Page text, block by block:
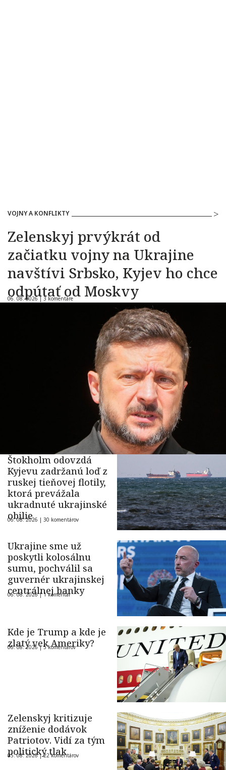
VOJNY A KONFLIKTY
Zelenskyj prvýkrát od
začiatku vojny na Ukrajine
navštívi Srbsko, Kyjev ho chce
odpútať od Moskvy
06. 08. 2026 | 3 komentáre
Štokholm odovzdá
Kyjevu zadržanú loď z
ruskej tieňovej flotily,
ktorá prevážala
ukradnuté ukrajinské
obilie
06. 08. 2026 | 30 komentárov
Ukrajine sme už
poskytli kolosálnu
sumu, pochválil sa
guvernér ukrajinskej
centrálnej banky
06. 08. 2026 |1 komentár
Kde je Trump a kde je
zlatý vek Ameriky?
06. 08. 2026 |5 komentárov
Zelenskyj kritizuje
zníženie dodávok
Patriotov. Vidí za tým
politický tlak
05. 08. 2026 |22 komentárov